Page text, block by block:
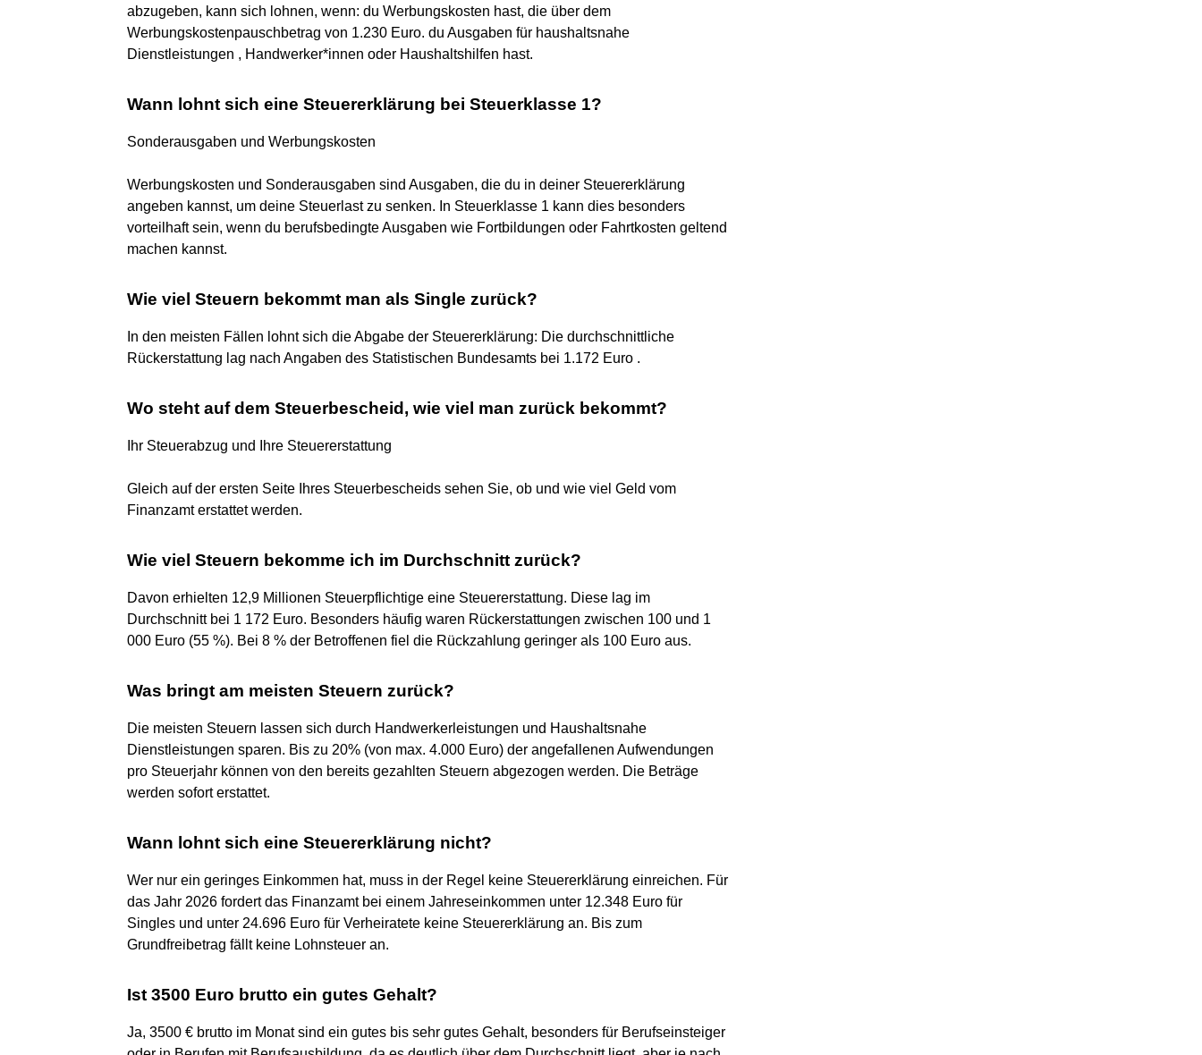
abzugeben, kann sich lohnen, wenn: du Werbungskosten hast, die über dem
Werbungskostenpauschbetrag von 1.230 Euro. du Ausgaben für haushaltsnahe
Dienstleistungen , Handwerker*innen oder Haushaltshilfen hast.
Wann lohnt sich eine Steuererklärung bei Steuerklasse 1?
Sonderausgaben und Werbungskosten
Werbungskosten und Sonderausgaben sind Ausgaben, die du in deiner Steuererklärung
angeben kannst, um deine Steuerlast zu senken. In Steuerklasse 1 kann dies besonders
vorteilhaft sein, wenn du berufsbedingte Ausgaben wie Fortbildungen oder Fahrtkosten geltend
machen kannst.
Wie viel Steuern bekommt man als Single zurück?
In den meisten Fällen lohnt sich die Abgabe der Steuererklärung: Die durchschnittliche
Rückerstattung lag nach Angaben des Statistischen Bundesamts bei 1.172 Euro .
Wo steht auf dem Steuerbescheid, wie viel man zurück bekommt?
Ihr Steuerabzug und Ihre Steuererstattung
Gleich auf der ersten Seite Ihres Steuerbescheids sehen Sie, ob und wie viel Geld vom
Finanzamt erstattet werden.
Wie viel Steuern bekomme ich im Durchschnitt zurück?
Davon erhielten 12,9 Millionen Steuerpflichtige eine Steuererstattung. Diese lag im
Durchschnitt bei 1 172 Euro. Besonders häufig waren Rückerstattungen zwischen 100 und 1
000 Euro (55 %). Bei 8 % der Betroffenen fiel die Rückzahlung geringer als 100 Euro aus.
Was bringt am meisten Steuern zurück?
Die meisten Steuern lassen sich durch Handwerkerleistungen und Haushaltsnahe
Dienstleistungen sparen. Bis zu 20% (von max. 4.000 Euro) der angefallenen Aufwendungen
pro Steuerjahr können von den bereits gezahlten Steuern abgezogen werden. Die Beträge
werden sofort erstattet.
Wann lohnt sich eine Steuererklärung nicht?
Wer nur ein geringes Einkommen hat, muss in der Regel keine Steuererklärung einreichen. Für
das Jahr 2026 fordert das Finanzamt bei einem Jahreseinkommen unter 12.348 Euro für
Singles und unter 24.696 Euro für Verheiratete keine Steuererklärung an. Bis zum
Grundfreibetrag fällt keine Lohnsteuer an.
Ist 3500 Euro brutto ein gutes Gehalt?
Ja, 3500 € brutto im Monat sind ein gutes bis sehr gutes Gehalt, besonders für Berufseinsteiger